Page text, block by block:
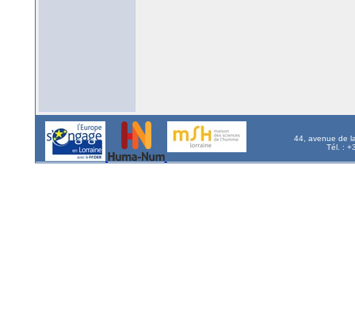
44, avenue de
Tél. :